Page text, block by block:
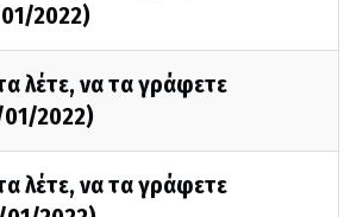
2022)
λέτε, να τα γράφετε
2022)
λέτε, να τα γράφετε